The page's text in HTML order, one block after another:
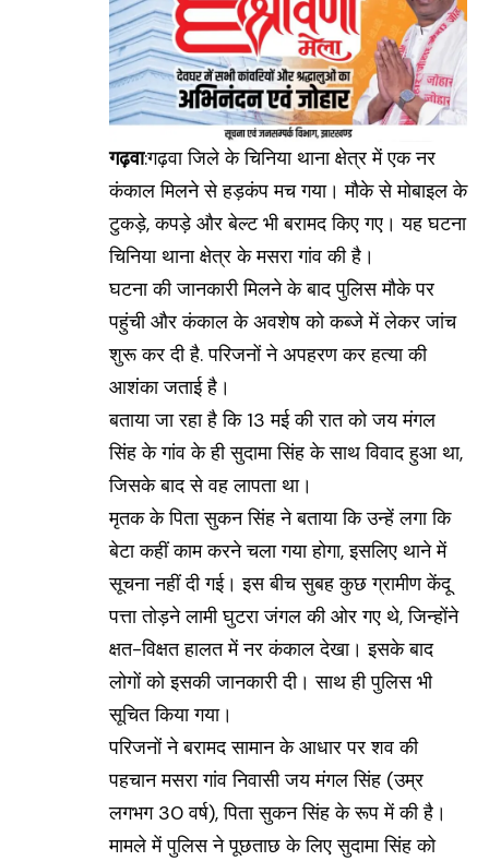
गढ़वा:गढ़वा जिले के चिनिया थाना क्षेत्र में एक नर
कंकाल मिलने से हड़कंप मच गया। मौके से मोबाइल के
टुकड़े, कपड़े और बेल्ट भी बरामद किए गए। यह घटना
चिनिया थाना क्षेत्र के मसरा गांव की है।
घटना की जानकारी मिलने के बाद पुलिस मौके पर
पहुंची और कंकाल के अवशेष को कब्जे में लेकर जांच
शुरू कर दी है. परिजनों ने अपहरण कर हत्या की
आशंका जताई है।
बताया जा रहा है कि 13 मई की रात को जय मंगल
सिंह के गांव के ही सुदामा सिंह के साथ विवाद हुआ था,
जिसके बाद से वह लापता था।
मृतक के पिता सुकन सिंह ने बताया कि उन्हें लगा कि
बेटा कहीं काम करने चला गया होगा, इसलिए थाने में
सूचना नहीं दी गई। इस बीच सुबह कुछ ग्रामीण केंदू
पत्ता तोड़ने लामी घुटरा जंगल की ओर गए थे, जिन्होंने
क्षत-विक्षत हालत में नर कंकाल देखा। इसके बाद
लोगों को इसकी जानकारी दी। साथ ही पुलिस भी
सूचित किया गया।
परिजनों ने बरामद सामान के आधार पर शव की
पहचान मसरा गांव निवासी जय मंगल सिंह (उम्र
लगभग 30 वर्ष), पिता सुकन सिंह के रूप में की है।
मामले में पुलिस ने पूछताछ के लिए सुदामा सिंह को